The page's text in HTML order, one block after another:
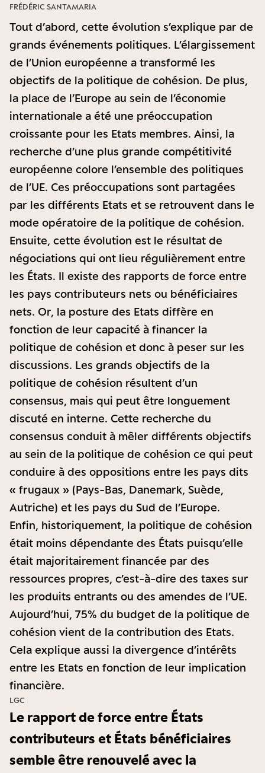
Tout d’abord, cette évolution s’explique par de
grands événements politiques. L’élargissement
de l’Union européenne a transformé les
objectifs de la politique de cohésion. De plus,
la place de l’Europe au sein de l’économie
internationale a été une préoccupation
croissante pour les Etats membres. Ainsi, la
recherche d’une plus grande compétitivité
européenne colore l’ensemble des politiques
de l’UE. Ces préoccupations sont partagées
par les différents Etats et se retrouvent dans le
mode opératoire de la politique de cohésion.
Ensuite, cette évolution est le résultat de
négociations qui ont lieu régulièrement entre
les États. Il existe des rapports de force entre
les pays contributeurs nets ou bénéficiaires
nets. Or, la posture des Etats diffère en
fonction de leur capacité à financer la
politique de cohésion et donc à peser sur les
discussions. Les grands objectifs de la
politique de cohésion résultent d’un
consensus, mais qui peut être longuement
discuté en interne. Cette recherche du
consensus conduit à mêler différents objectifs
au sein de la politique de cohésion ce qui peut
conduire à des oppositions entre les pays dits
« frugaux » (Pays-Bas, Danemark, Suède,
Autriche) et les pays du Sud de l’Europe.
Enfin, historiquement, la politique de cohésion
était moins dépendante des États puisqu’elle
était majoritairement financée par des
ressources propres, c’est-à-dire des taxes sur
les produits entrants ou des amendes de l’UE.
Aujourd’hui, 75% du budget de la politique de
cohésion vient de la contribution des Etats.
Cela explique aussi la divergence d’intérêts
entre les Etats en fonction de leur implication
financière.
FRÉDÉRIC SANTAMARIA
Le rapport de force entre États
contributeurs et États bénéficiaires
semble être renouvelé avec la
LGC